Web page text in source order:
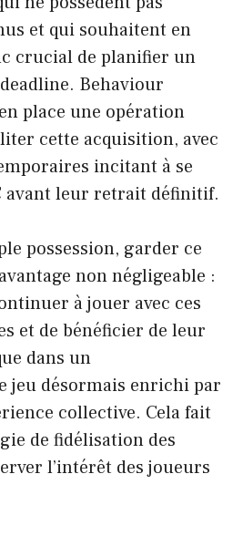
et qui souhaitent en
crucial de planifier un
Behaviour
place une opération
cette acquisition, avec
incitant à se
avant leur retrait définitif.
possession, garder ce
non négligeable :
à jouer avec ces
et de bénéficier de leur
dans un
jeu désormais enrichi par
collective. Cela fait
de fidélisation des
l’intérêt des joueurs